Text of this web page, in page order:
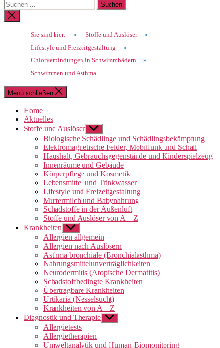
Suchen
nach:
Suche
schließen
Sie sind hier:
» Stoffe und Auslöser
»
Lifestyle und Freizeitgestaltung
»
Chlorverbindungen in Schwimmbädern
»
Schwimmen und Asthma
Menü schließen
Home
Aktuelles
Stoffe und Auslöser Untermenü
anzeigen
Biologische Schädlinge und Schädlingsbekämpfung
Elektromagnetische Felder, Mobilfunk und Schall
Haushalt, Gebrauchsgegenstände und Kinderspielzeug
Innenräume und Gebäude
Körperpflege und Kosmetik
Lebensmittel und Trinkwasser
Lifestyle und Freizeitgestaltung
Muttermilch und Babynahrung
Schadstoffe in der Außenluft
Stoffe und Auslöser von A – Z
Krankheiten Untermenü
anzeigen
Allergien allgemein
Allergien nach Auslösern
Asthma bronchiale (Bronchialasthma)
Nahrungsmittelunverträglichkeiten
Neurodermitis (Atopische Dermatitis)
Schadstoffbedingte Krankheiten
Übertragbare Krankheiten
Urtikaria (Nesselsucht)
Krankheiten von A – Z
Diagnostik und Therapie Untermenü
anzeigen
Allergietests
Allergietherapien
Umweltanalytik und Human-Biomonitoring